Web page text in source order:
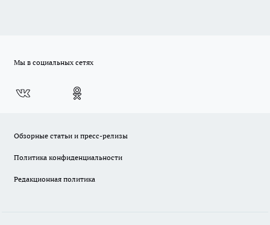
Мы в социальных сетях
Обзорные статьи и пресс-релизы
Политика конфиденциальности
Редакционная политика